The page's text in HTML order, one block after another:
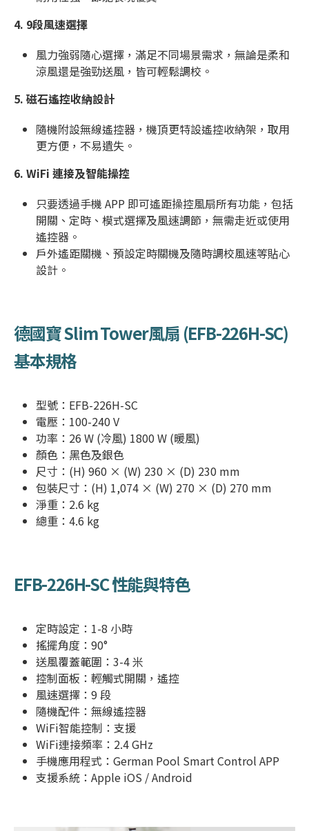
4. 9段風速選擇
風力強弱隨心選擇，滿足不同場景需求，無論是柔和
涼風還是強勁送風，皆可輕鬆調校。
5. 磁石遙控收納設計
隨機附設無線遙控器，機頂更特設遙控收納架，取用
更方便，不易遺失。
6. WiFi 連接及智能操控
只要透過手機 APP 即可遙距操控風扇所有功能，包括
開關、定時、模式選擇及風速調節，無需走近或使用
遙控器。
戶外遙距關機、預設定時關機及隨時調校風速等貼心
設計。
德國寶 Slim Tower風扇 (EFB-226H-SC)
基本規格
型號： EFB-226H-SC
電壓：100-240 V
功率：26 W (冷風) 1800 W (暖風)
顏色：黑色及銀色
尺寸：(H) 960 × (W) 230 × (D) 230 mm
包裝尺寸：(H) 1,074 × (W) 270 × (D) 270 mm
淨重：2.6 kg
總重：4.6 kg
EFB-226H-SC性能與特色
定時設定：1-8 小時
搖擺角度：90°
送風覆蓋範圍：3-4 米
控制面板：輕觸式開關，遙控
風速選擇：9 段
隨機配件：無線遙控器
WiFi智能控制：支援
WiFi連接頻率：2.4 GHz
手機應用程式：German Pool Smart Control APP
支援系統：Apple iOS / Android